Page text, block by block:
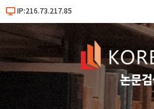
IP:216.73.217.85